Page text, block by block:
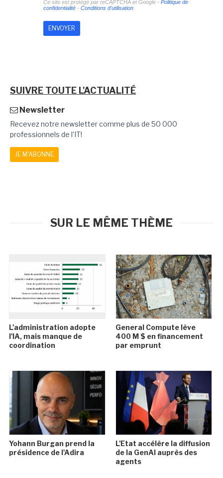
Ce site est protégé par reCAPTCHA et Google - Politique de
confidentialité- Conditions d'utilisation
SUIVRE TOUTE L'ACTUALITÉ
Newsletter
Recevez notre newsletter comme plus de 50 000
professionnels de l'IT!
JE M'ABONNE
SUR LE MÊME THÈME
L'administration adopte
l'IA, mais manque de
coordination
General Compute lève
400 M $ en financement
par emprunt
Yohann Burgan prend la
présidence de l'Adira
L'Etat accélère la diffusion
de la GenAI auprès des
agents